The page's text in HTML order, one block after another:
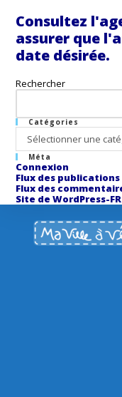
Consultez
assurer que
date désirée.
Rechercher
Catégories
Catégories
Sélectionner une
Méta
Connexion
Flux des publications
Flux des
Site de WordPress-FR